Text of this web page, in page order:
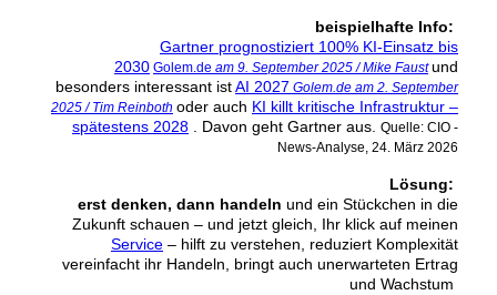
beispielhafte Info:
Gartner prognostiziert 100% KI-Einsatz bis
2030 Golem.de am 9. September 2025 / Mike Faust und
besonders interessant istAI 2027 Golem.de am 2. September
2025 / Tim Reinboth oder auch KI killt kritische Infrastruktur –
spätestens 2028 . Davon geht Gartner aus. Quelle: CIO -
News-Analyse, 24. März 2026
Lösung:
erst denken, dann handeln und ein Stückchen in die
Zukunft schauen ‒ und jetzt gleich, Ihr klick auf meinen
Service ‒ hilft zu verstehen, reduziert Komplexität
vereinfacht ihr Handeln, bringt auch unerwarteten Ertrag
und Wachstum